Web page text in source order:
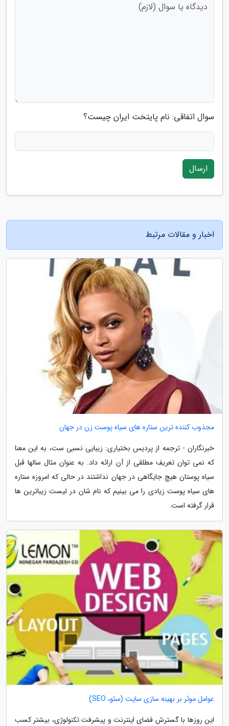
سوال اتفاقی: نام پایتخت ایران چیست؟
ارسال
اخبار و مقالات مرتبط
مجذوب کننده ترین ستاره های سیاه پوست زن در جهان
خبرنگاران - ترجمه از پردیس بختیاری: زیبایی نسبی ست، به این معنا
که نمی توان تعریف مطلقی از آن ارائه داد. به عنوان مثال سالها قبل
سیاه پوستان هیچ جایگاهی در جهان نداشتند در حالی که امروزه ستاره
های سیاه پوست زیادی را می بینیم که نام شان در لیست زیباترین ها
قرار گرفته است.
عوامل موثر بر بهینه سازی سایت (سئو، SEO)
این روزها با گسترش فضای اینترنت و پیشرفت تکنولوژی، بیشتر کسب